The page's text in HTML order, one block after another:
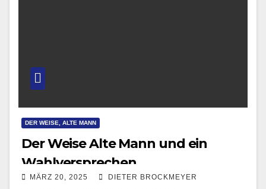
DER WEISE, ALTE MANN
Der Weise Alte Mann und ein
Wahlversprechen
MÄRZ 20, 2025 DIETER BROCKMEYER